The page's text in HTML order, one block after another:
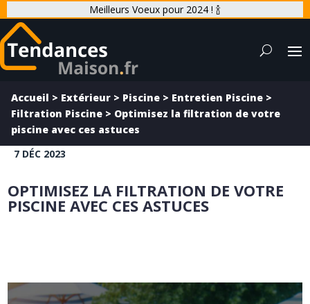
Meilleurs Voeux pour 2024 ! 🍾
Accueil > Extérieur > Piscine > Entretien Piscine >
Filtration Piscine > Optimisez la filtration de votre
piscine avec ces astuces
7 DÉC 2023
OPTIMISEZ LA FILTRATION DE VOTRE
PISCINE AVEC CES ASTUCES